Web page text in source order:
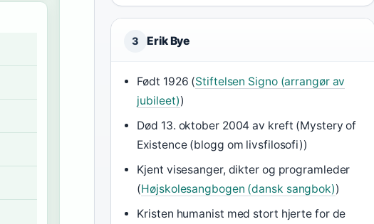
3 Erik Bye
Født 1926 (Stiftelsen Signo (arrangør av
jubileet))
Død 13. oktober 2004 av kreft (Mystery of
Existence (blogg om livsfilosofi))
Kjent visesanger, dikter og programleder
(Højskolesangbogen (dansk sangbok))
Kristen humanist med stort hjerte for de